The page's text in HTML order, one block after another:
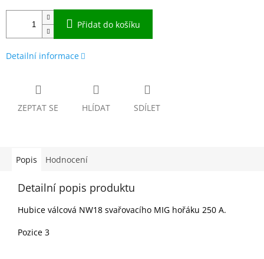
Přidat do košíku
Detailní informace
ZEPTAT SE HLÍDAT SDÍLET
Popis Hodnocení
Detailní popis produktu
Hubice válcová NW18 svařovacího MIG hořáku 250 A.
Pozice 3